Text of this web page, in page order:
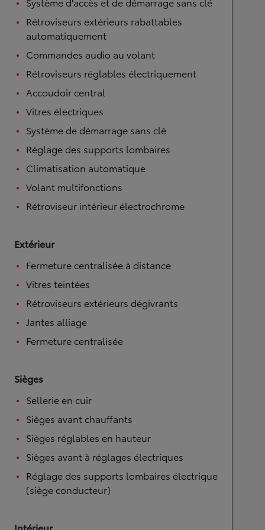
Rétroviseurs extérieurs rabattables
automatiquement
Commandes audio au volant
Rétroviseurs réglables électriquement
Accoudoir central
Vitres électriques
Système de démarrage sans clé
Réglage des supports lombaires
Climatisation automatique
Volant multifonctions
Rétroviseur intérieur électrochrome
Extérieur
Fermeture centralisée à distance
Vitres teintées
Rétroviseurs extérieurs dégivrants
Jantes alliage
Fermeture centralisée
Sièges
Sellerie en cuir
Sièges avant chauffants
Sièges réglables en hauteur
Sièges avant à réglages électriques
Réglage des supports lombaires électrique
(siège conducteur)